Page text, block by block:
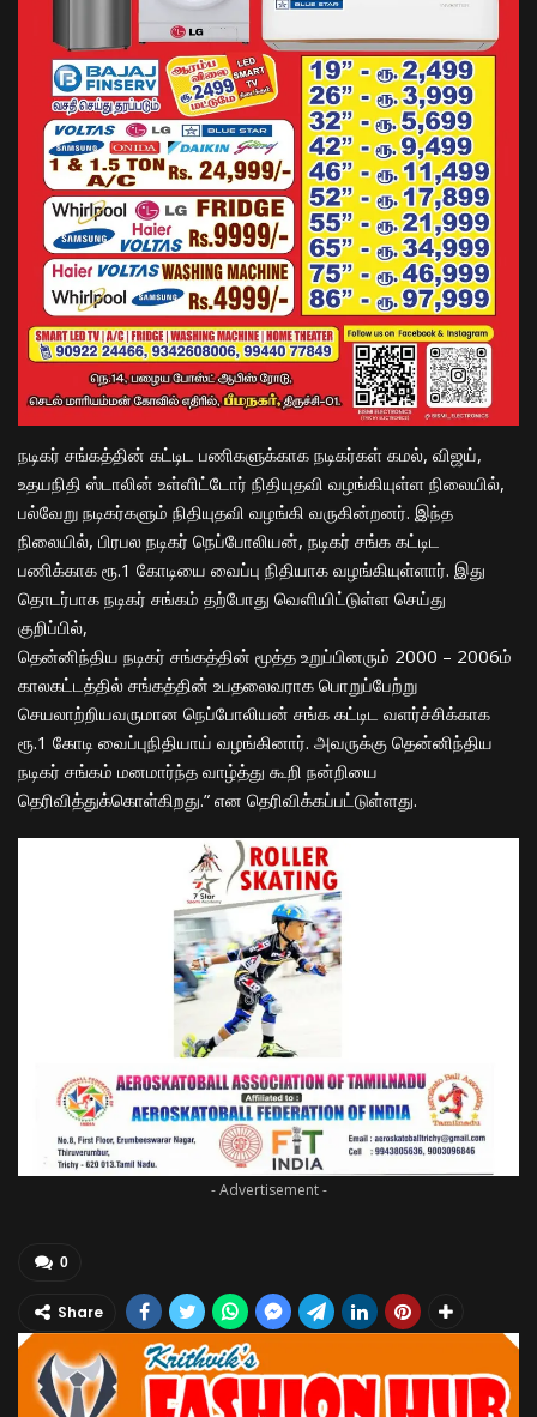
நடிகர் சங்கத்தின் கட்டிட பணிகளுக்காக நடிகர்கள் கமல், விஜய்,
உதயநிதி ஸ்டாலின் உள்ளிட்டோர் நிதியுதவி வழங்கியுள்ள நிலையில்,
பல்வேறு நடிகர்களும் நிதியுதவி வழங்கி வருகின்றனர். இந்த
நிலையில், பிரபல நடிகர் நெப்போலியன், நடிகர் சங்க கட்டிட
பணிக்காக ரூ.1 கோடியை வைப்பு நிதியாக வழங்கியுள்ளார். இது
தொடர்பாக நடிகர் சங்கம் தற்போது வெளியிட்டுள்ள செய்து
குறிப்பில்,
தென்னிந்திய நடிகர் சங்கத்தின் மூத்த உறுப்பினரும் 2000 – 2006ம்
காலகட்டத்தில் சங்கத்தின் உபதலைவராக பொறுப்பேற்று
செயலாற்றியவருமான நெப்போலியன் சங்க கட்டிட வளர்ச்சிக்காக
ரூ.1 கோடி வைப்புநிதியாய் வழங்கினார். அவருக்கு தென்னிந்திய
நடிகர் சங்கம் மனமார்ந்த வாழ்த்து கூறி நன்றியை
தெரிவித்துக்கொள்கிறது.” என தெரிவிக்கப்பட்டுள்ளது.
- Advertisement -
0
Share